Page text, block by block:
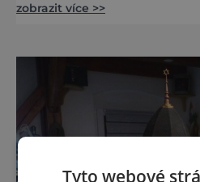
lázeňské koncerty ani
nevšimne, ani se jí
zobrazit více >>
Tyto webové